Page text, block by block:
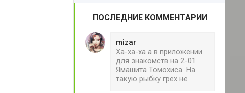
ПОСЛЕДНИЕ КОММЕНТАРИИ
mizar
Ха-ха-ха а в приложении
для знакомств на 2-01
Ямашита Томохиса. На
такую рыбку грех не